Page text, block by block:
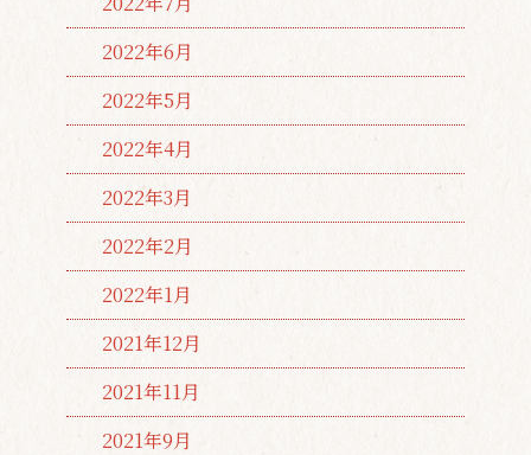
2022年6月
2022年5月
2022年4月
2022年3月
2022年2月
2022年1月
2021年12月
2021年11月
2021年9月